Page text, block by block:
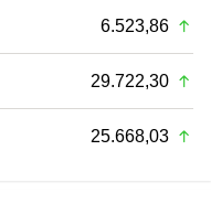
6.523,86
29.722,30
25.668,03